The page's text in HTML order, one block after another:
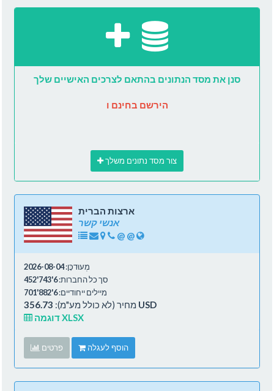
סנן את מסד הנתונים בהתאם לצרכים האישיים שלך
הירשם בחינם ו
צור מסד נתונים משלך
ארצות הברית
אנשי קשר
@ @
מְעוּדכָּן:2026-08-04
סך כל החברות:6'743'452
מיילים ייחודיים:6'882'701
מחיר (לא כולל מע"מ): 356.73 USD
דוגמה XLSX
פרטים הוסף לעגלה